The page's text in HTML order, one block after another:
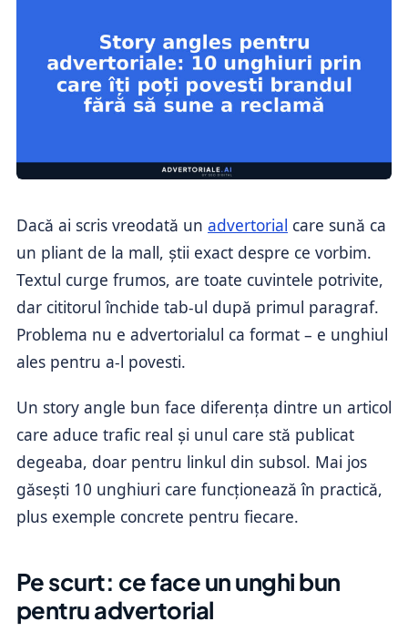
Dacă ai scris vreodată un advertorial care sună ca
un pliant de la mall, știi exact despre ce vorbim.
Textul curge frumos, are toate cuvintele potrivite,
dar cititorul închide tab-ul după primul paragraf.
Problema nu e advertorialul ca format – e unghiul
ales pentru a-l povesti.
Un story angle bun face diferența dintre un articol
care aduce trafic real și unul care stă publicat
degeaba, doar pentru linkul din subsol. Mai jos
găsești 10 unghiuri care funcționează în practică,
plus exemple concrete pentru fiecare.
Pe scurt: ce face un unghi bun
pentru advertorial